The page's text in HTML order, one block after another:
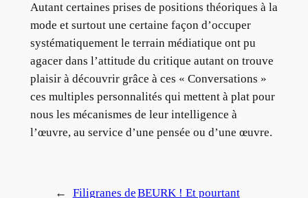
Autant certaines prises de positions théoriques à la
mode et surtout une certaine façon d’occuper
systématiquement le terrain médiatique ont pu
agacer dans l’attitude du critique autant on trouve
plaisir à découvrir grâce à ces « Conversations »
ces multiples personnalités qui mettent à plat pour
nous les mécanismes de leur intelligence à
l’œuvre, au service d’une pensée ou d’une œuvre.
←
Filigranes deBEURK ! Et pourtant